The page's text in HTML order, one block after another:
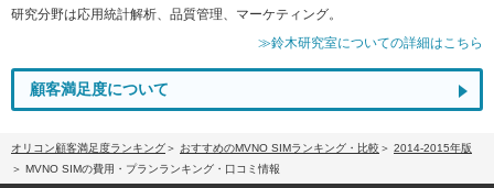
研究分野は応用統計解析、品質管理、マーケティング。
≫鈴木研究室についての詳細はこちら
顧客満足度について
オリコン顧客満足度ランキング おすすめのMVNO SIMランキング・比較
2014-2015年版
MVNO SIMの費用・プランランキング・口コミ情報